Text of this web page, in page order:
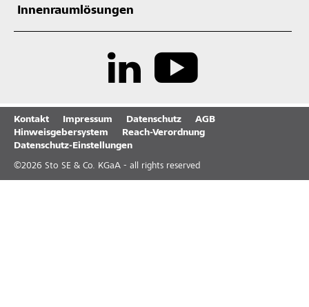
Innenraumlösungen
Kontakt Impressum Datenschutz
AGB
Hinweisgebersystem
Reach-Verordnung
Datenschutz-Einstellungen
©2026 Sto SE & Co. KGaA - all rights reserved